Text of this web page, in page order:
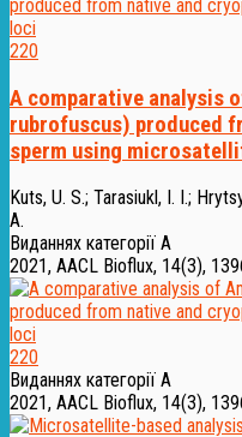
220
A comparative analysis
rubrofuscus) produced
sperm using
Kuts, U. S.; Tarasiukl, I. I.;
A.
Виданнях категорії А
2021, AACL Bioflux, 14(3),
220
Виданнях категорії А
2021, AACL Bioflux, 14(3),